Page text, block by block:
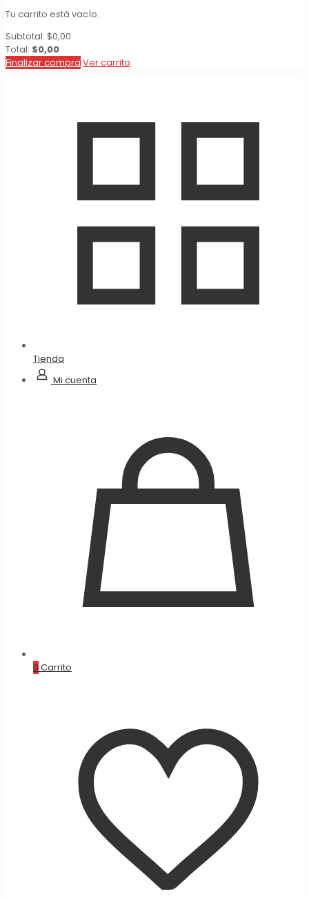
Tu carrito está vacío.
Subtotal: $0,00
Total: $0,00
Finalizar compra Ver carrito
Tienda
Mi cuenta
0 Carrito